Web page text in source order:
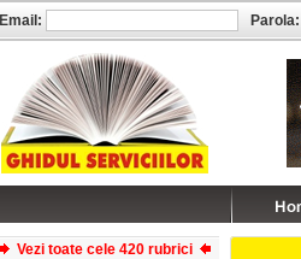
Vezi toate cele 420 rubrici
Email: Parola: